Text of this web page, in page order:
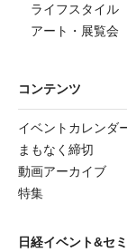
ライフスタイル
アート・展覧会
コンテンツ
イベントカレンダ
まもなく締切
動画アーカイブ
特集
日経イベント&セ